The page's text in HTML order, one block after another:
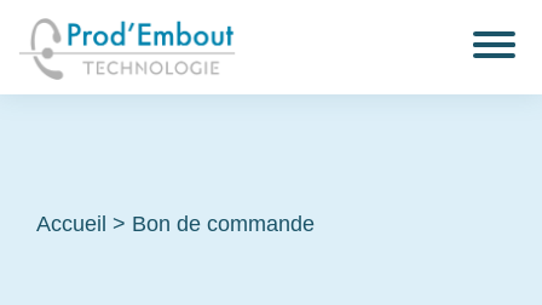
Accueil > Bon de commande